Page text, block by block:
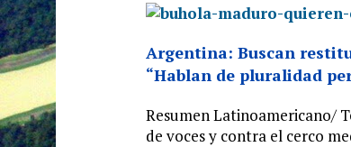
Argentina: Buscan
“Hablan de pluralidad
Resumen Latinoamericano/
de voces y contra el cerco